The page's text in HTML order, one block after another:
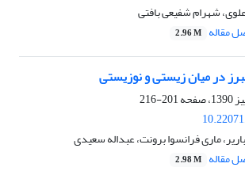
شهرام شفیعی‌ بافتی
مقاله 2.96 M
در میان زیستی و نوزیستی
201-216
ماری فرانسوا برونت، عبداله سعیدی
مقاله 2.98 M